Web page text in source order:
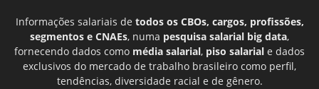
Informações salariais de todos os CBOs, cargos, profissões,
segmentos e CNAEs, numa pesquisa salarial big data,
fornecendo dados como média salarial, piso salarial e dados
exclusivos do mercado de trabalho brasileiro como perfil,
tendências, diversidade racial e de gênero.